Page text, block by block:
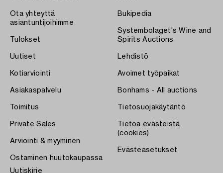
Ota yhteyttä
asiantuntijoihimme
Tulokset
Uutiset
Kotiarviointi
Asiakaspalvelu
Toimitus
Private Sales
Arviointi & myyminen
Ostaminen huutokaupassa
Bukipedia
Systembolaget's Wine and
Spirits Auctions
Lehdistö
Avoimet työpaikat
Bonhams - All auctions
Tietosuojakäytäntö
Tietoa evästeistä
(cookies)
Evästeasetukset
Uutiskirje